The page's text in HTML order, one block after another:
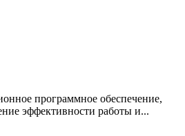
программное обеспечение,
эффективности работы и...